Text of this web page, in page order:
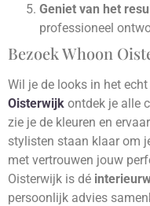
Geniet van het
professioneel
Bezoek Whoon
Wil je de looks in het
Oisterwijk ontdek je alle
zie je de kleuren en
stylisten staan klaar om
met vertrouwen jouw
Oisterwijk is dé
persoonlijk advies